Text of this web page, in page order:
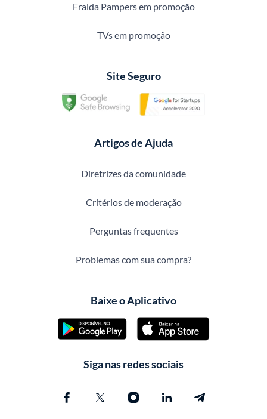
Fralda Pampers em promoção
TVs em promoção
Site Seguro
Artigos de Ajuda
Diretrizes da comunidade
Critérios de moderação
Perguntas frequentes
Problemas com sua compra?
Baixe o Aplicativo
Siga nas redes sociais